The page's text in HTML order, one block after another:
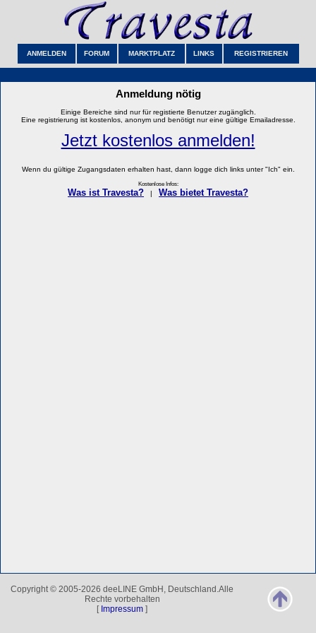
ANMELDEN FORUM MARKTPLATZ LINKS REGISTRIEREN
Anmeldung nötig
Einige Bereiche sind nur für registierte Benutzer zugänglich.
Eine registrierung ist kostenlos, anonym und benötigt nur eine gültige Emailadresse.
Jetzt kostenlos anmelden!
Wenn du gültige Zugangsdaten erhalten hast, dann logge dich links unter "Ich" ein.
Kostenlose Infos:
Was ist Travesta? Was bietet Travesta?
Copyright © 2005-2026 deeLINE GmbH, Deutschland.Alle
Rechte vorbehalten
[ Impressum ]